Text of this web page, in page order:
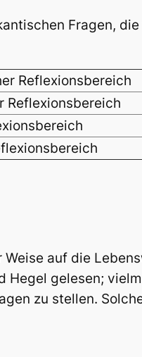
Fragen,
Reflexionsbereich
Reflexionsbereich
auf die
gelesen;
zu stellen.